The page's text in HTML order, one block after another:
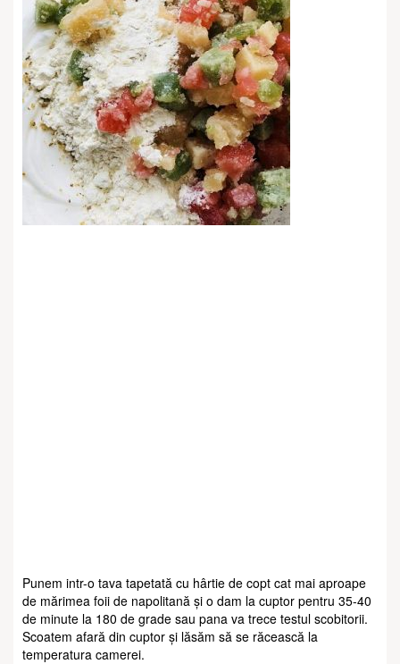
Punem intr-o tava tapetată cu hârtie de copt cat mai aproape
de mărimea foii de napolitană și o dam la cuptor pentru 35-40
de minute la 180 de grade sau pana va trece testul scobitorii.
Scoatem afară din cuptor și lăsăm să se răcească la
temperatura camerei.